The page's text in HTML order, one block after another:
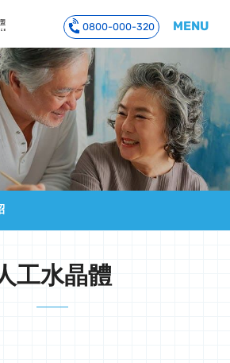
0800-000-320 MENU
工水晶體